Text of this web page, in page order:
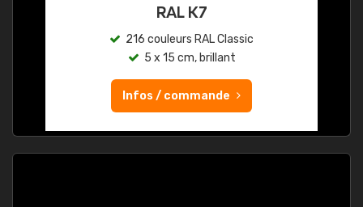
RAL K7
216 couleurs RAL Classic
5 x 15 cm, brillant
Infos / commande